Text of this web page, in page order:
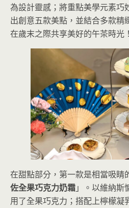
為設計靈感；將重點美學元素巧
出創意五款美點，並結合多款精
在歲末之際共享美好的午茶時光！
在甜點部分，第一款是相當吸睛
佐全果巧克力奶霜」。以維納斯
用了全果巧克力；搭配上檸檬凝